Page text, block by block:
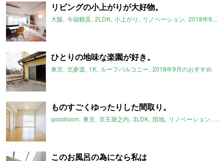
リビングの小上がりが大好物。
大阪 今福鶴見 2LDK 小上がり リノベーション 2018年9月のおすすめ
ひとりの地味な楽園が好き。
東京 北参道 1K ルーフバルコニー 2018年9月のおすすめ
ものすごくゆったりした間取り。
goodroom 東京 京王堀之内 3LDK 団地 リノベーション
このお風呂の為になら私は